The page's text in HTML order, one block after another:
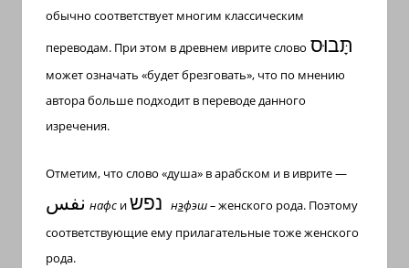
обычно соответствует многим классическим
переводам. При этом в древнем иврите слово תָּבוּס
может означать «будет брезговать», что по мнению
автора больше подходит в переводе данного
изречения.
Отметим, что слово «душа» в арабском и в иврите —
نفس нафс иנפש нэфэш –женского рода. Поэтому
соответствующие ему прилагательные тоже женского
рода.